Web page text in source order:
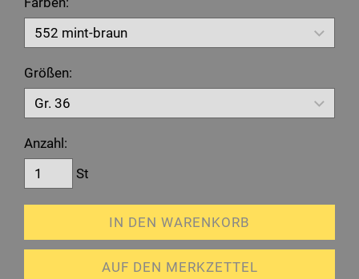
Größen:
Anzahl:
St
IN DEN WARENKORB
AUF DEN MERKZETTEL